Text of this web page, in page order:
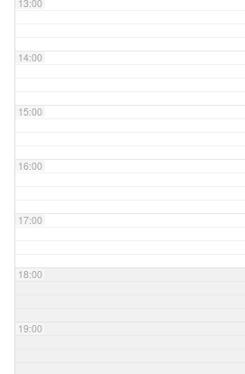
13:00
14:00
15:00
16:00
17:00
18:00
19:00